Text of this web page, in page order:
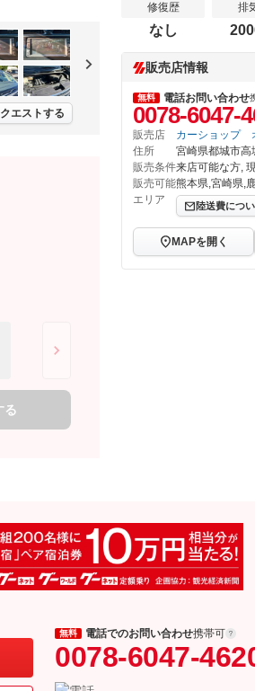
エストする
る
修復歴
なし
排
販売店情報
無料 電話お問い合わせ
0078-6047-
販売店
カーショップ
住所
宮崎県都城市高
販売条件来店可能な方,
販売可能
エリア
熊本県,宮崎県,
陸送費につ
MAPを開く
無料 電話でのお問い合わせ携帯可
0078-6047-